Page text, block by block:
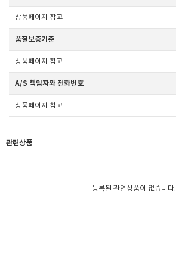
상품페이지 참고
품질보증기준
상품페이지 참고
A/S 책임자와 전화번호
상품페이지 참고
관련상품
등록된 관련상품이 없습니다.